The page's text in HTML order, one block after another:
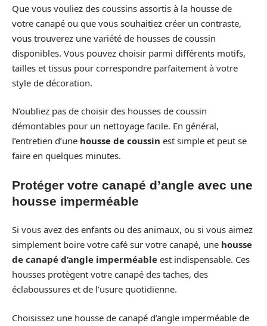
Que vous vouliez des coussins assortis à la housse de
votre canapé ou que vous souhaitiez créer un contraste,
vous trouverez une variété de housses de coussin
disponibles. Vous pouvez choisir parmi différents motifs,
tailles et tissus pour correspondre parfaitement à votre
style de décoration.
N’oubliez pas de choisir des housses de coussin
démontables pour un nettoyage facile. En général,
l’entretien d’une housse de coussin est simple et peut se
faire en quelques minutes.
Protéger votre canapé d’angle avec une
housse imperméable
Si vous avez des enfants ou des animaux, ou si vous aimez
simplement boire votre café sur votre canapé, une housse
de canapé d’angle imperméable est indispensable. Ces
housses protègent votre canapé des taches, des
éclaboussures et de l’usure quotidienne.
Choisissez une housse de canapé d’angle imperméable de